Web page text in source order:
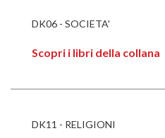
DK06 - SOCIETA'
Scopri i libri della collana
DK11 - RELIGIONI